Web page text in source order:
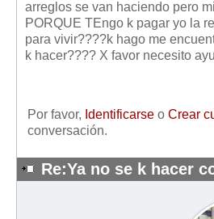
arreglos se van haciendo pero
PORQUE TEngo k pagar yo la
para vivir????k hago me
k hacer???? X favor necesito
Por favor, Identificarse o Crear
conversación.
Re:Ya no se k hacer